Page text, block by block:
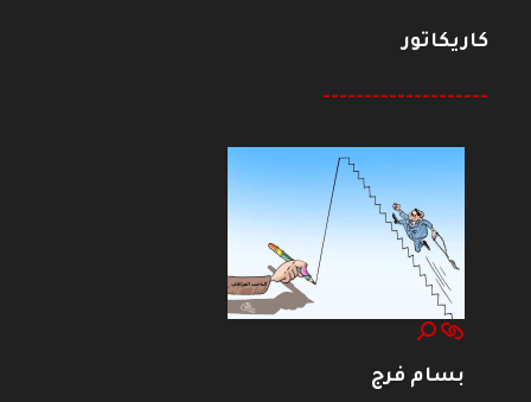
كاريكاتور
--------------------
بسام فرج